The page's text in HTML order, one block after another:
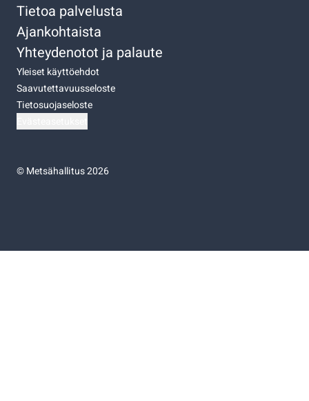
Tietoa palvelusta
Ajankohtaista
Yhteydenotot ja palaute
Yleiset käyttöehdot
Saavutettavuusseloste
Tietosuojaseloste
©Metsähallitus 2026